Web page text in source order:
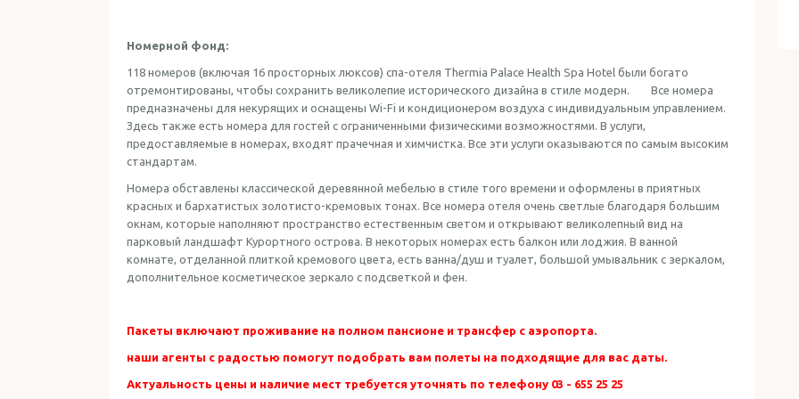
Номерной фонд:
118 номеров (включая 16 просторных люксов) спа-отеля Thermia Palace Health Spa Hotel были богато
отремонтированы, чтобы сохранить великолепие исторического дизайна в стиле модерн. Все номера
предназначены для некурящих и оснащены Wi-Fi и кондиционером воздуха с индивидуальным управлением.
Здесь также есть номера для гостей с ограниченными физическими возможностями. В услуги,
предоставляемые в номерах, входят прачечная и химчистка. Все эти услуги оказываются по самым высоким
стандартам.
Номера обставлены классической деревянной мебелью в стиле того времени и оформлены в приятных
красных и бархатистых золотисто-кремовых тонах. Все номера отеля очень светлые благодаря большим
окнам, которые наполняют пространство естественным светом и открывают великолепный вид на
парковый ландшафт Курортного острова. В некоторых номерах есть балкон или лоджия. В ванной
комнате, отделанной плиткой кремового цвета, есть ванна/душ и туалет, большой умывальник с зеркалом,
дополнительное косметическое зеркало с подсветкой и фен.
Пакеты включают проживание на полном пансионе и трансфер с аэропорта.
наши агенты с радостью помогут подобрать вам полеты на подходящие для вас даты.
Актуальность цены и наличие мест требуется уточнять по телефону 03 - 655 25 25